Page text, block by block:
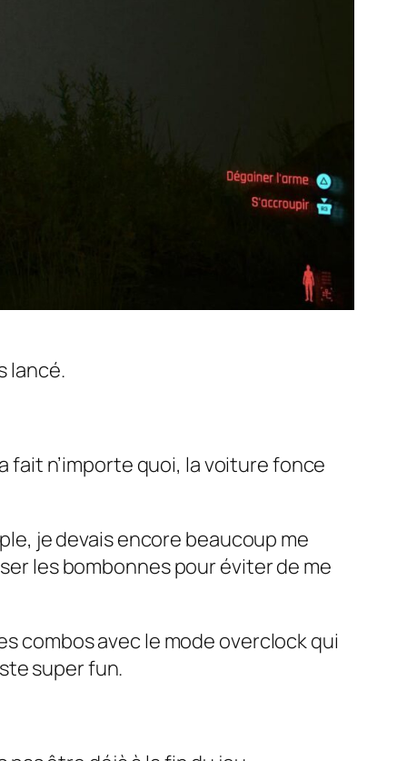
lancé.
fait n’importe quoi, la voiture fonce
je devais encore beaucoup me
les bombonnes pour éviter de me
combos avec le mode overclock qui
super fun.